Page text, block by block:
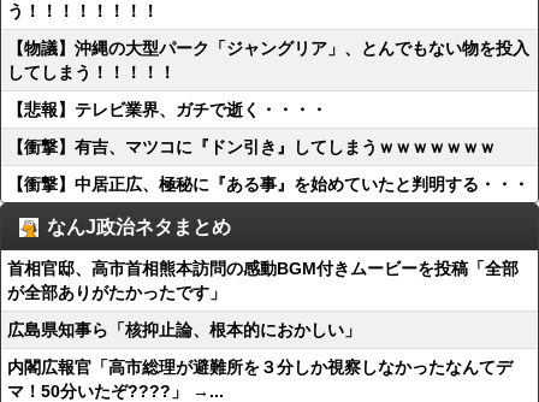
う！！！！！！！！
【物議】沖縄の大型パーク「ジャングリア」、とんでもない物を投入
してしまう！！！！！
【悲報】テレビ業界、ガチで逝く・・・・
【衝撃】有吉、マツコに『ドン引き』してしまうｗｗｗｗｗｗｗ
【衝撃】中居正広、極秘に『ある事』を始めていたと判明する・・・
なんJ政治ネタまとめ
首相官邸、高市首相熊本訪問の感動BGM付きムービーを投稿「全部
が全部ありがたかったです」
広島県知事ら「核抑止論、根本的におかしい」
内閣広報官「高市総理が避難所を３分しか視察しなかったなんてデ
マ！50分いたぞ????」 →...